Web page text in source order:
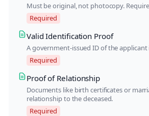
Must be original, not photocopy.
Required
Valid Identification Proof
A government-issued ID of the applicant
Required
Proof of Relationship
Documents like birth certificates or
relationship to the deceased.
Required